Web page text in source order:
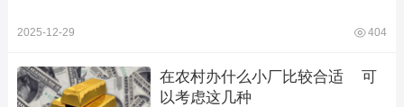
2025-12-29 404
在农村办什么小厂比较合适    可
以考虑这几种